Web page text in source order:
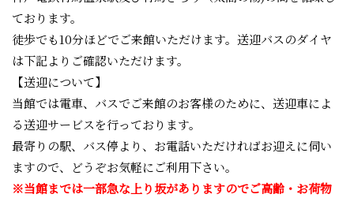
ております。
徒歩でも10分ほどでご来館いただけます。送迎バスのダイヤ
は下記よりご確認いただけます。
【送迎について】
当館では電車、バスでご来館のお客様のために、送迎車によ
る送迎サービスを行っております。
最寄りの駅、バス停より、お電話いただければお迎えに伺い
ますので、どうぞお気軽にご利用下さい。
※当館までは一部急な上り坂がありますのでご高齢・お荷物